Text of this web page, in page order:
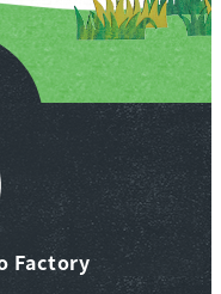
Factory